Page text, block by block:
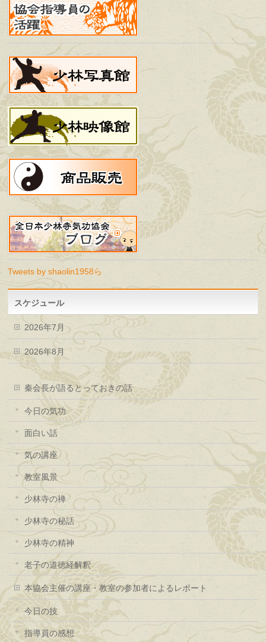
Tweets by shaolin1958ら
スケジュール
2026年7月
2026年8月
秦会長が語るとっておきの話
今日の気功
面白い話
気の講座
教室風景
少林寺の禅
少林寺の秘話
少林寺の精神
老子の道徳経解釈
本協会主催の講座・教室の参加者によるレポート
今日の技
指導員の感想